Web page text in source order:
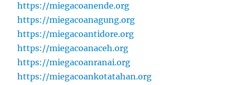
https://miegacoanende.org
https://miegacoanagung.org
https://miegacoantidore.org
https://miegacoanaceh.org
https://miegacoanranai.org
https://miegacoankotatahan.org